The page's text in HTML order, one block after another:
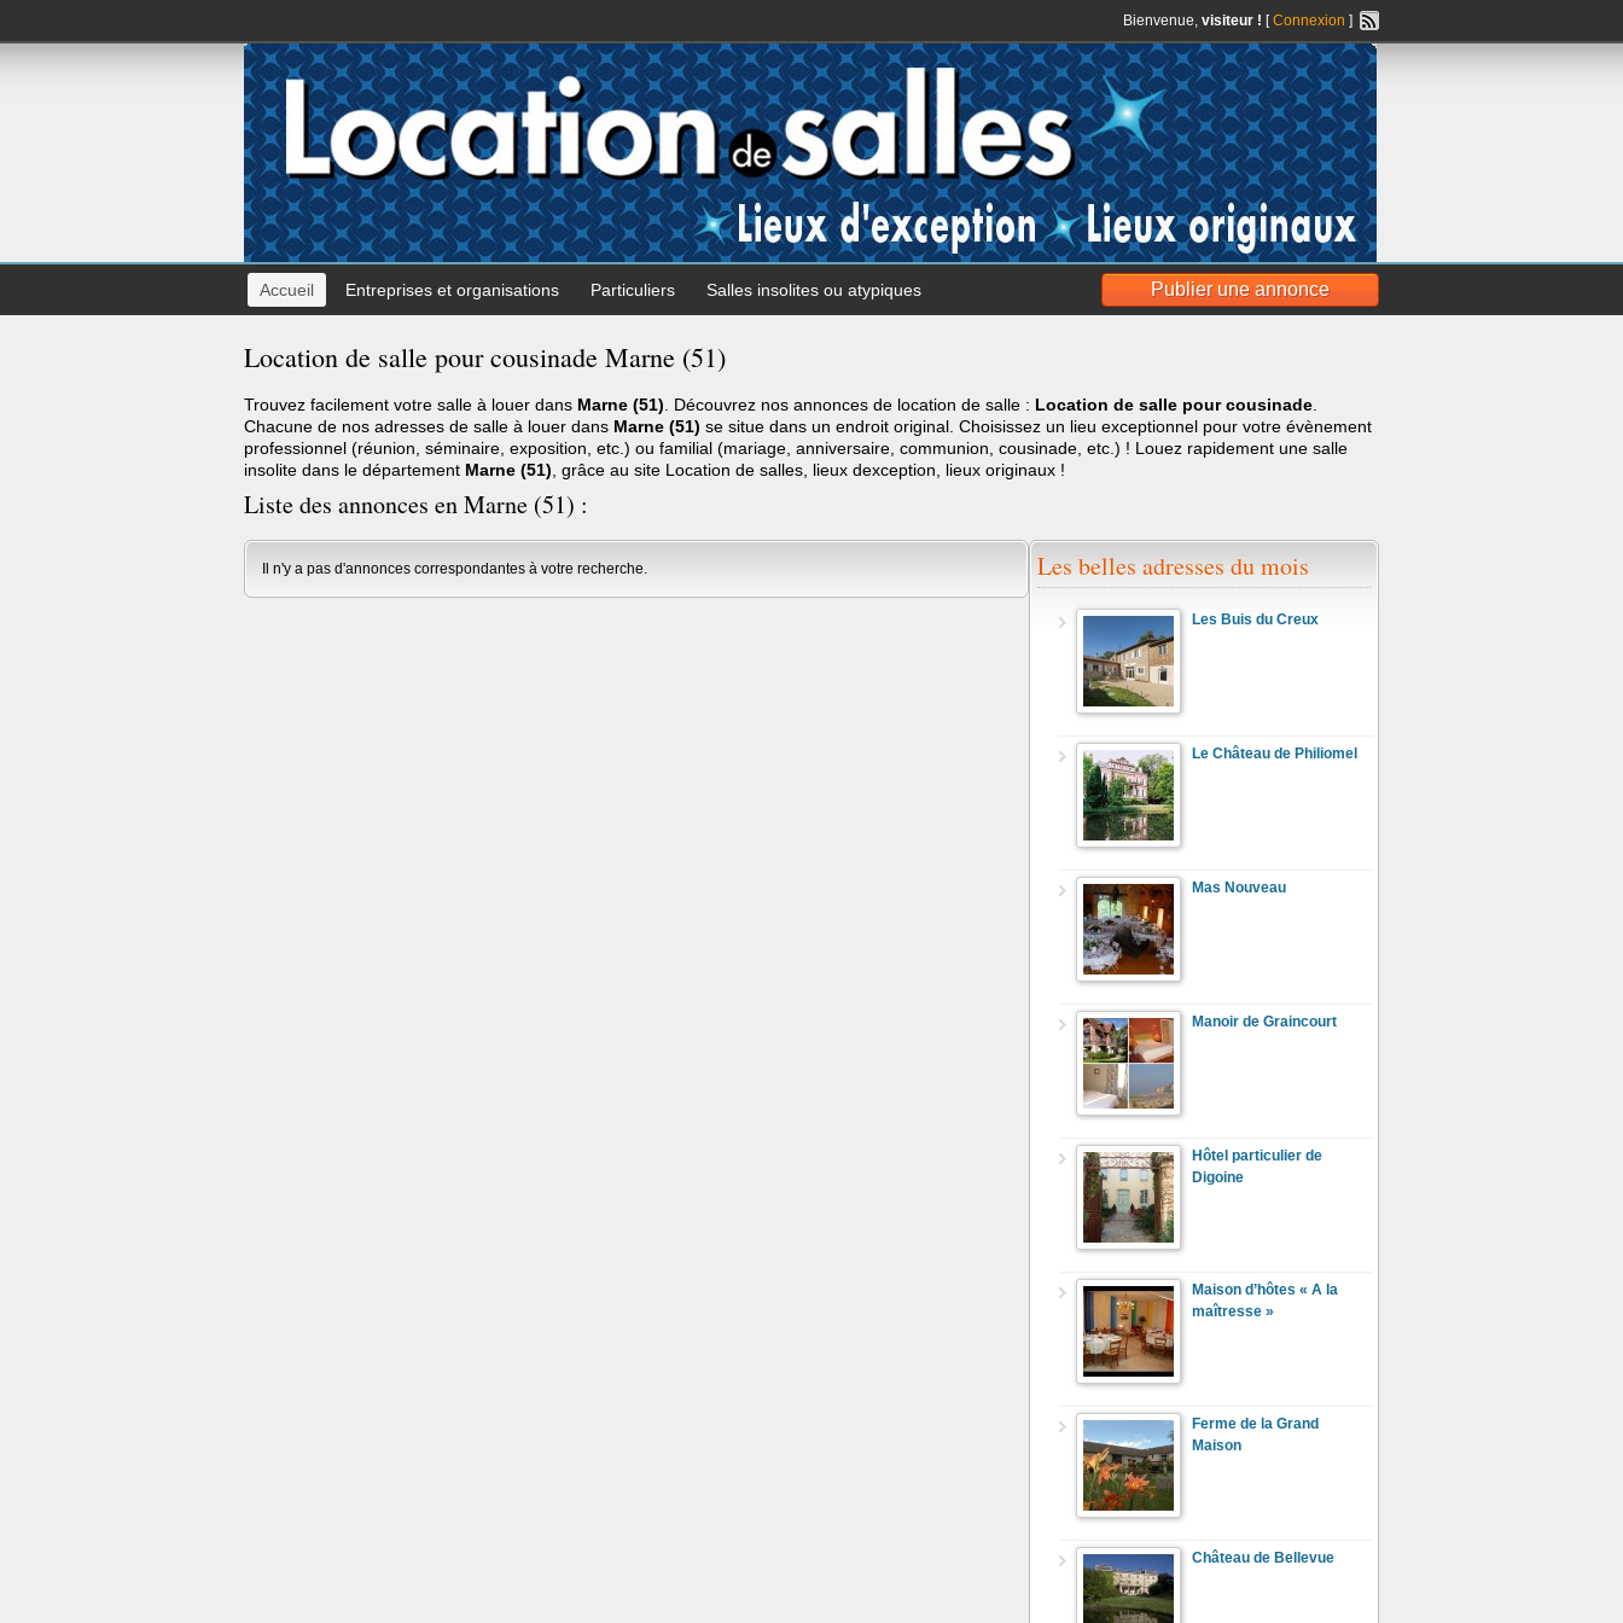
Bienvenue, visiteur ! [Connexion ]
Publier une annonce
Accueil Entreprises et organisations Particuliers Salles insolites ou atypiques
Location de salle pour cousinade Marne (51)
Trouvez facilement votre salle à louer dans Marne (51) . Découvrez nos annonces de location de salle : Location de salle pour cousinade
Chacune de nos adresses de salle à louer dans Marne (51) se situe dans un endroit original. Choisissez un lieu exceptionnel pour votre évènement
professionnel (réunion, séminaire, exposition, etc.) ou familial (mariage, anniversaire, communion, cousinade, etc.) ! Louez rapidement une salle
insolite dans le département Marne (51) , grâce au site Location de salles, lieux dexception, lieux originaux !
Liste des annonces en Marne (51) :
Il n'y a pas d'annonces correspondantes à votre recherche. Les belles adresses du mois
Les Buis du Creux
Le Château de Philiomel
Mas Nouveau
Manoir de Graincourt
Hôtel particulier de
Digoine
Maison d’hôtes « A la
maîtresse »
Ferme de la Grand
Maison
Château de Bellevue